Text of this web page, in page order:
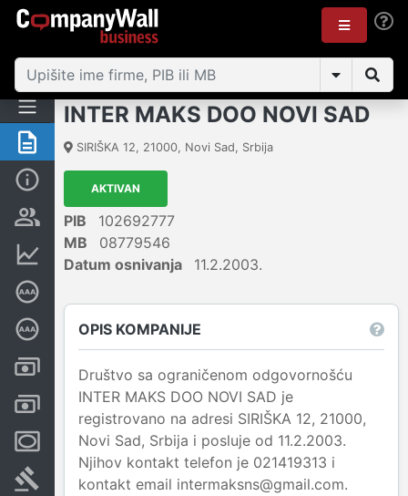
Rezime
Vlasnička struktura
Dubinska bonitetna ocena
Kreditni limit kompanije
Računi i blokade
Menice i zaloge
Sudski sporovi
INTER MAKS DOO NOVI SAD
SIRIŠKA 12, 21000, Novi Sad, Srbija
AKTIVAN
PIB
102692777
MB
08779546
Datum osnivanja
11.2.2003.
OPIS KOMPANIJE
Društvo sa ograničenom odgovornošću
INTER MAKS DOO NOVI SAD je
registrovano na adresi SIRIŠKA 12, 21000,
Novi Sad, Srbija i posluje od 11.2.2003.
Njihov kontakt telefon je 021419313 i
kontakt email intermaksns@gmail.com.